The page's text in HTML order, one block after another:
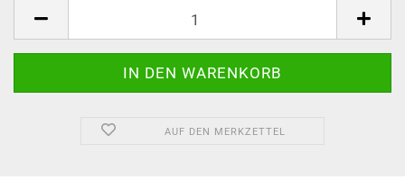
AUF DEN MERKZETTEL